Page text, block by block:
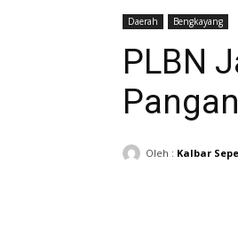
Daerah Bengkayang
PLBN
Oleh : Kalbar